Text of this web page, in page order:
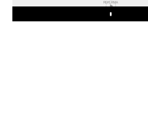
REKLAMA
Play